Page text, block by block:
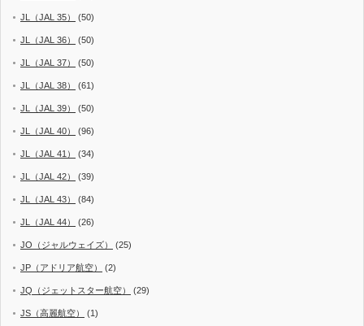
JL（JAL 35） (50)
JL（JAL 36） (50)
JL（JAL 37） (50)
JL（JAL 38） (61)
JL（JAL 39） (50)
JL（JAL 40） (96)
JL（JAL 41） (34)
JL（JAL 42） (39)
JL（JAL 43） (84)
JL（JAL 44） (26)
JO（ジャルウェイズ） (25)
JP（アドリア航空） (2)
JQ（ジェットスター航空） (29)
JS（高麗航空） (1)